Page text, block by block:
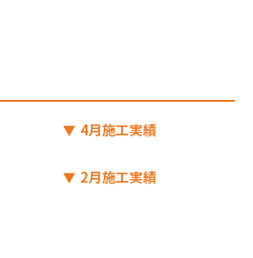
4月施工実績
2月施工実績